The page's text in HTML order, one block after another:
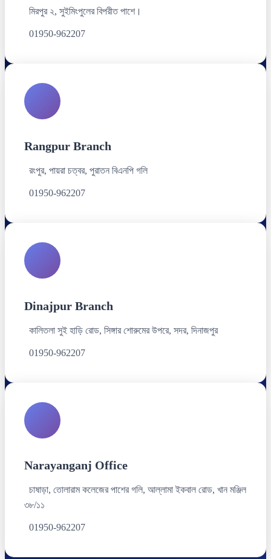
মিরপুর ২, সুইমিংপুলের বিপরীত পাশে।
01950-962207
Rangpur Branch
রংপুর, পায়রা চত্বর, পুরাতন বিএনপি গলি
01950-962207
Dinajpur Branch
কালিতলা সুই হাড়ি রোড, সিঙ্গার শোরুমের উপরে, সদর, দিনাজপুর
01950-962207
Narayanganj Office
চাষাড়া, তোলারাম কলেজের পাশের গলি, আল্লামা ইকবাল রোড, খান মঞ্জিল
৩৮/১১
01950-962207